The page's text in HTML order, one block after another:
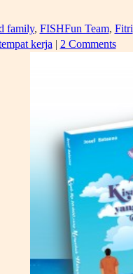
family, FISHFun Team, Fitri
kerja | 2 Comments